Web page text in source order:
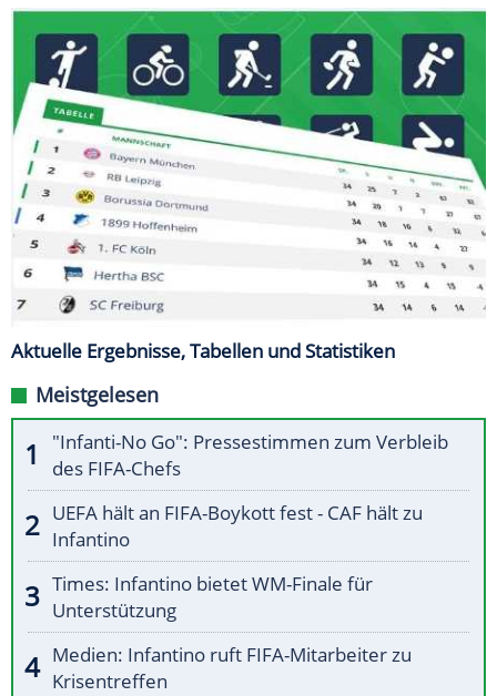
Aktuelle Ergebnisse, Tabellen und Statistiken
Meistgelesen
"Infanti-No Go": Pressestimmen zum Verbleib
des FIFA-Chefs
UEFA hält an FIFA-Boykott fest - CAF hält zu
Infantino
Times: Infantino bietet WM-Finale für
Unterstützung
Medien: Infantino ruft FIFA-Mitarbeiter zu
Krisentreffen